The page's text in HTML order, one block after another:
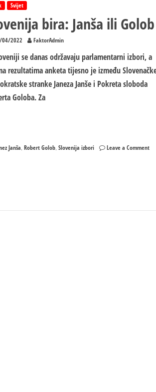
Svijet
bira: Janša ili Golob
04/2022 FaktorAdmin
se danas održavaju parlamentarni izbori, a
rezultatima anketa tijesno je između
stranke Janeza Janše i Pokreta sloboda
Goloba. Za
Janša ,Robert Golob ,Slovenija izbori Leave a Commenton